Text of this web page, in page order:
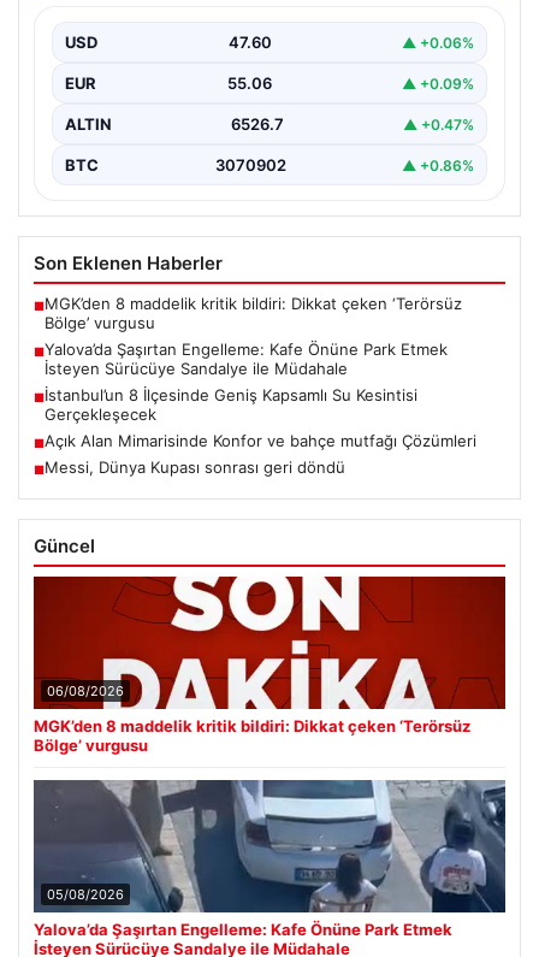
Yalova'da yaşanan sıra dışı bir olay, gündeme damgasını
USD 47.60 ▲ +0.06%
EUR 55.06 ▲ +0.09%
ALTIN 6526.7 ▲ +0.47%
BTC 3070902 ▲ +0.86%
Son Eklenen Haberler
■MGK’den 8 maddelik kritik bildiri: Dikkat çeken ‘Terörsüz
Bölge’ vurgusu
■Yalova’da Şaşırtan Engelleme: Kafe Önüne Park Etmek
İsteyen Sürücüye Sandalye ile Müdahale
■İstanbul’un 8 İlçesinde Geniş Kapsamlı Su Kesintisi
Gerçekleşecek
■Açık Alan Mimarisinde Konfor ve bahçe mutfağı Çözümleri
■Messi, Dünya Kupası sonrası geri döndü
Güncel
06/08/2026
MGK’den 8 maddelik kritik bildiri: Dikkat çeken ‘Terörsüz
Bölge’ vurgusu
05/08/2026
Yalova’da Şaşırtan Engelleme: Kafe Önüne Park Etmek
İsteyen Sürücüye Sandalye ile Müdahale